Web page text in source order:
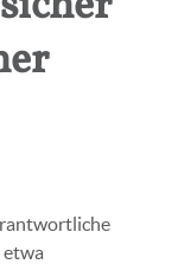
etwa